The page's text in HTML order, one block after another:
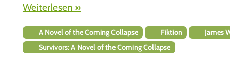
Weiterlesen »
A Novel of the Coming Collapse Fiktion James
Survivors: A Novel of the Coming Collapse